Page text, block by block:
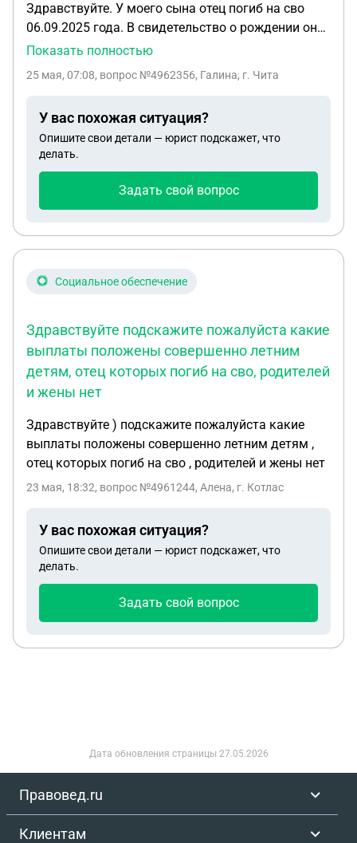
Здравствуйте. У моего сына отец погиб на сво
06.09.2025 года. В свидетельство о рождении он
не был вписан как отец,через суд я получила
19.05.2026 года. 25.05.2026 года отец был вписал
выплаты положены моему сыну,куда
обращаться,и с какими документами? Выплаты
которые положены семье погибшего были
Показать полностью
25 мая, 07:08, вопрос №4962356, Галина, г. Чита
У вас похожая ситуация?
Опишите свои детали — юрист подскажет, что
делать.
Задать свой вопрос
Социальное обеспечение
Здравствуйте подскажите пожалуйста какие
выплаты положены совершенно летним
детям, отец которых погиб на сво, родителей
и жены нет
Здравствуйте ) подскажите пожалуйста какие
выплаты положены совершенно летним детям ,
отец которых погиб на сво , родителей и жены нет
23 мая, 18:32, вопрос №4961244, Алена, г. Котлас
У вас похожая ситуация?
Опишите свои детали — юрист подскажет, что
делать.
Задать свой вопрос
Дата обновления страницы 27.05.2026
Правовед.ru
Клиентам